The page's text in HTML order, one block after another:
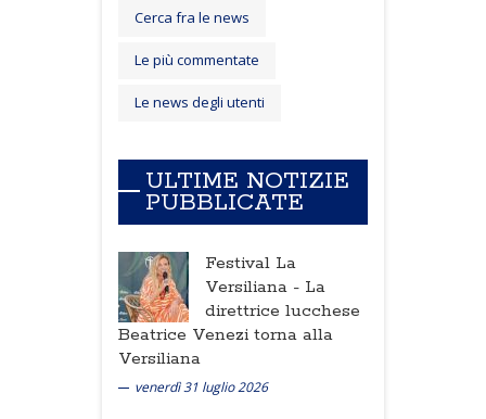
Cerca fra le news
Le più commentate
Le news degli utenti
ULTIME NOTIZIE
PUBBLICATE
Festival La
Versiliana - La
direttrice lucchese
Beatrice Venezi torna alla
Versiliana
venerdì 31 luglio 2026